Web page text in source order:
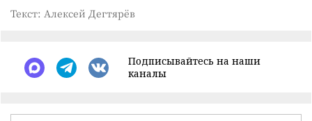
Текст: Алексей Дегтярёв
Подписывайтесь на наши
каналы